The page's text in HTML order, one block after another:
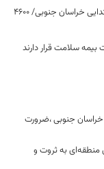
تقدیر مقام عالی وزارت از عملکرد جهادی معاونت آموزش ابتدایی خراسان جنوبی/ ۴۶۰۰
جنوبی ،ضرورت
به ثروت و